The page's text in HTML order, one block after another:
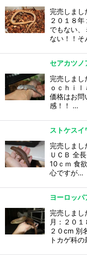
完売しまし
２０１８
でもない、
ない！！
セアカツノ
完売しま
ｏｃｈｉ
価格はお問
感！！ …
ストケス
完売しまし
ＵＣＢ 全
10ｃｍ 食
心ですが…
ヨーロッ
完売しま
月：２０
２０cm 別
トカゲ科